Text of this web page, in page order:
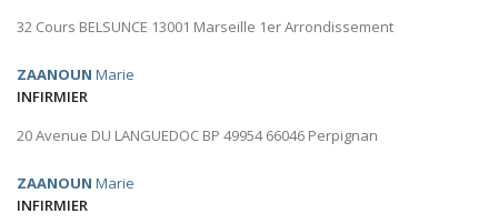
32 Cours BELSUNCE 13001 Marseille 1er Arrondissement
ZAANOUN Marie
INFIRMIER
20 Avenue DU LANGUEDOC BP 49954 66046 Perpignan
ZAANOUN Marie
INFIRMIER